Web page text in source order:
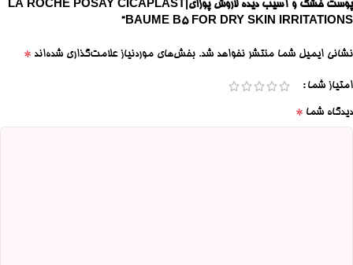
پوست خشک و آسیب دیده لاروش پوزای|LA ROCHE POSAY CICAPLAST
BAUME B5 FOR DRY SKIN IRRITATIONS”
نشانی ایمیل شما منتشر نخواهد شد. بخش‌های موردنیاز علامت‌گذاری شده‌اند *
امتیاز شما
دیدگاه شما *